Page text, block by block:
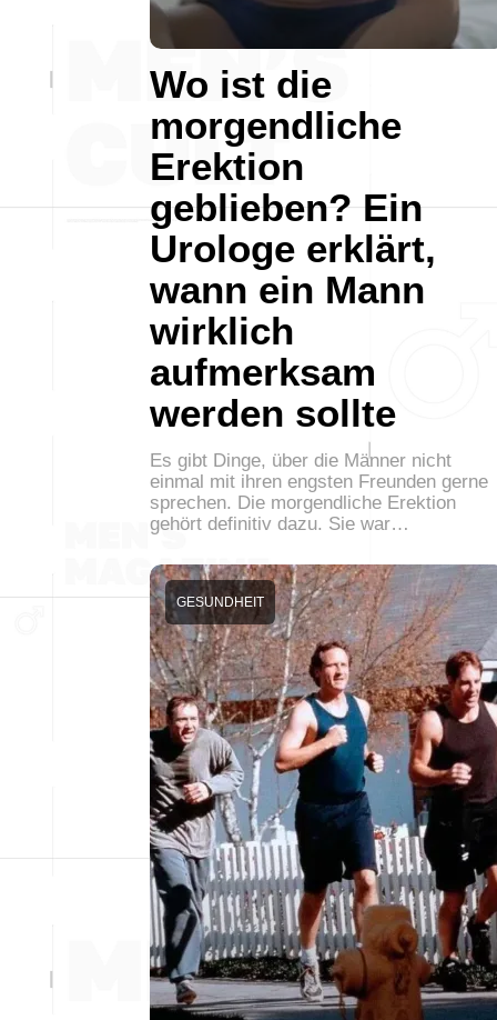
Wo ist die
morgendliche
Erektion
geblieben? Ein
Urologe erklärt,
wann ein Mann
wirklich
aufmerksam
werden sollte
Es gibt Dinge, über die Männer nicht
einmal mit ihren engsten Freunden gerne
sprechen. Die morgendliche Erektion
gehört definitiv dazu. Sie war…
GESUNDHEIT